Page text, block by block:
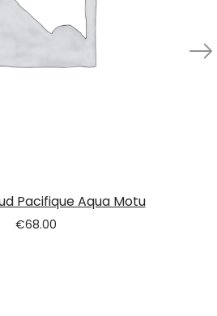
Pacifique Aqua Motu
€68.00